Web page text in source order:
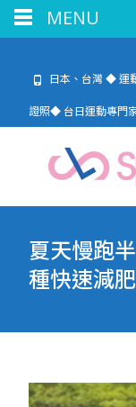
日本、台灣 ◆ 運
證照◆ 台日運動專門
夏天慢跑
種快速減
MENU